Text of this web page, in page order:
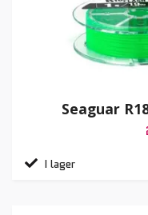
Seaguar
I lager